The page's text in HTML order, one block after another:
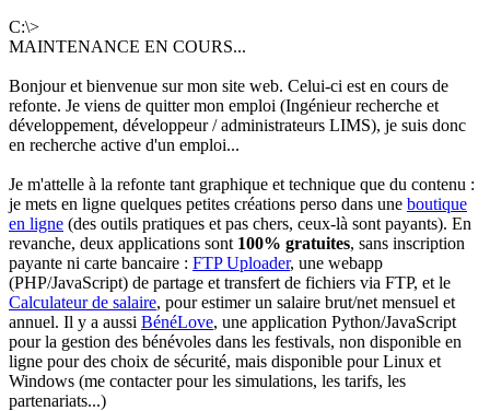
C:\>
MAINTENANCE EN COURS...
Bonjour et bienvenue sur mon site web. Celui-ci est en cours de
refonte. Je viens de quitter mon emploi (Ingénieur recherche et
développement, développeur / administrateurs LIMS), je suis donc
en recherche active d'un emploi...
Je m'attelle à la refonte tant graphique et technique que du contenu :
je mets en ligne quelques petites créations perso dans une boutique
en ligne (des outils pratiques et pas chers, ceux-là sont payants). En
revanche, deux applications sont 100% gratuites, sans inscription
payante ni carte bancaire : FTP Uploader, une webapp
(PHP/JavaScript) de partage et transfert de fichiers via FTP, et le
Calculateur de salaire, pour estimer un salaire brut/net mensuel et
annuel. Il y a aussi BénéLove, une application Python/JavaScript
pour la gestion des bénévoles dans les festivals, non disponible en
ligne pour des choix de sécurité, mais disponible pour Linux et
Windows (me contacter pour les simulations, les tarifs, les
partenariats...)